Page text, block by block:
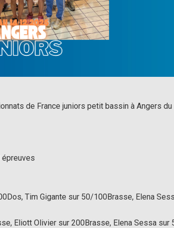
de France juniors petit bassin à Angers du
Tim Gigante sur 50/100Brasse, Elena
Eliott Olivier sur 200Brasse, Elena Sessa sur